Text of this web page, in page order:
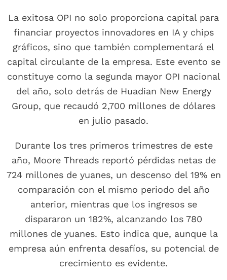
La exitosa OPI no solo proporciona capital para
financiar proyectos innovadores en IA y chips
gráficos, sino que también complementará el
capital circulante de la empresa. Este evento se
constituye como la segunda mayor OPI nacional
del año, solo detrás de Huadian New Energy
Group, que recaudó 2,700 millones de dólares
en julio pasado.
Durante los tres primeros trimestres de este
año, Moore Threads reportó pérdidas netas de
724 millones de yuanes, un descenso del 19% en
comparación con el mismo periodo del año
anterior, mientras que los ingresos se
dispararon un 182%, alcanzando los 780
millones de yuanes. Esto indica que, aunque la
empresa aún enfrenta desafíos, su potencial de
crecimiento es evidente.